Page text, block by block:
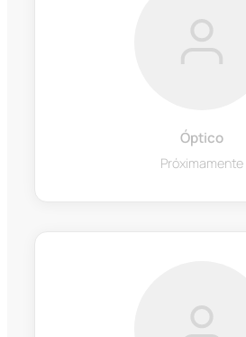
Óptico
Próximamente